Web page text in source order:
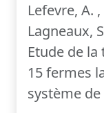
Lefevre, A.
Lagneaux,
Etude de
15 fermes
système